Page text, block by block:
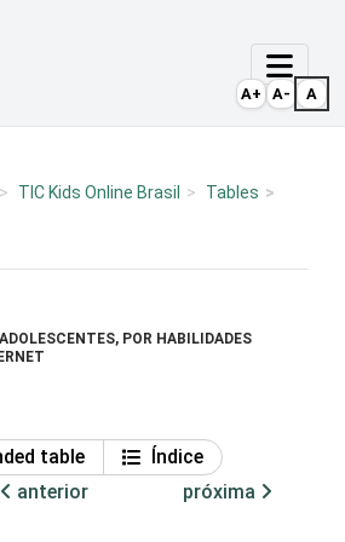
TIC Kids Online Brasil Tables
POR HABILIDADES
table
Índice
anterior
próxima
A+ A- A